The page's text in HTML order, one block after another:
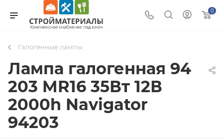
0
Галогенные лампы
Лампа галогенная 94
203 MR16 35Вт 12В
2000h Navigator
94203